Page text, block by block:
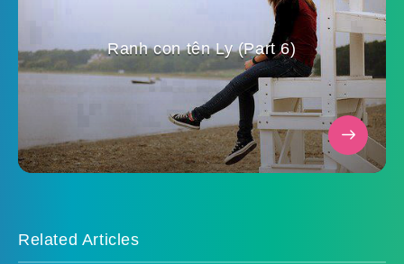
Ranh con tên Ly (Part 6)
Related Articles